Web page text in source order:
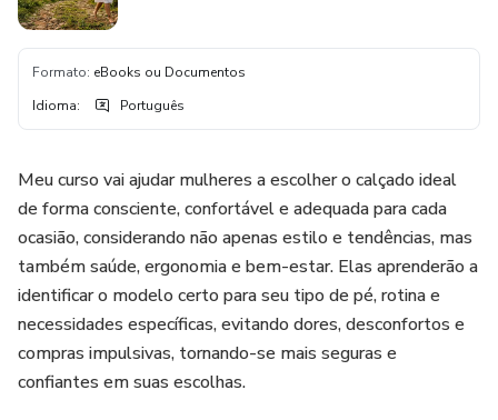
Formato: eBooks ou Documentos
Idioma: Português
Meu curso vai ajudar mulheres a escolher o calçado ideal
de forma consciente, confortável e adequada para cada
ocasião, considerando não apenas estilo e tendências, mas
também saúde, ergonomia e bem-estar. Elas aprenderão a
identificar o modelo certo para seu tipo de pé, rotina e
necessidades específicas, evitando dores, desconfortos e
compras impulsivas, tornando-se mais seguras e
confiantes em suas escolhas.